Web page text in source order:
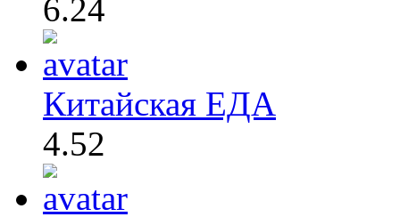
6.24
Китайская ЕДА
4.52